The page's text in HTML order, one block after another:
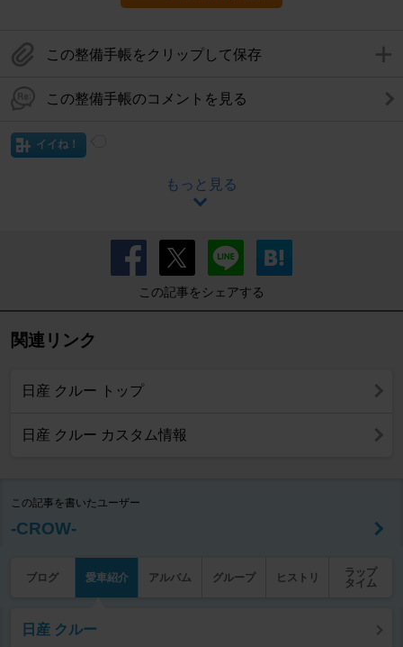
この整備手帳をクリップして保存
この整備手帳のコメントを見る
イイね！
もっと見る
この記事をシェアする
関連リンク
日産 クルー トップ
日産 クルー カスタム情報
この記事を書いたユーザー
-CROW-
ブログ 愛車紹介 アルバム グループ ヒストリ
ラップ
タイム
日産 クルー